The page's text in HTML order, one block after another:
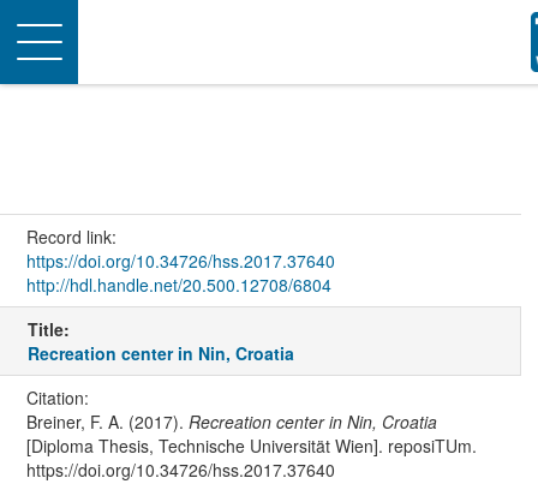
Toggle
navigation
Record link:
https://doi.org/10.34726/hss.2017.37640
http://hdl.handle.net/20.500.12708/6804
Title:
Recreation center in Nin, Croatia
Citation:
Breiner, F. A. (2017). Recreation center in Nin, Croatia
[Diploma Thesis, Technische Universität Wien]. reposiTUm.
https://doi.org/10.34726/hss.2017.37640